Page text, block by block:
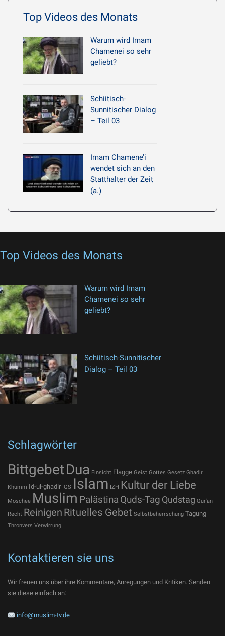
Top Videos des Monats
Warum wird Imam
Chamenei so sehr
geliebt?
Schiitisch-
Sunnitischer Dialog
– Teil 03
Imam Chamene’i
wendet sich an den
Statthalter der Zeit
(a.)
Top Videos des Monats
Warum wird Imam
Chamenei so sehr
geliebt?
Schiitisch-Sunnitischer
Dialog – Teil 03
Schlagwörter
BittgebetDua Einsicht Flagge Geist Gottes Gesetz Ghadir
Khumm Id-ul-ghadir IGS Islam IZH Kultur der Liebe
Moschee Muslim Palästina Quds-Tag Qudstag Qur'an
Recht Reinigen Rituelles Gebet Selbstbeherrschung Tagung
Thronvers Verwirrung
Kontaktieren sie uns
Wir freuen uns über ihre Kommentare, Anregungen und Kritiken. Senden
sie diese einfach an:
info@muslim-tv.de